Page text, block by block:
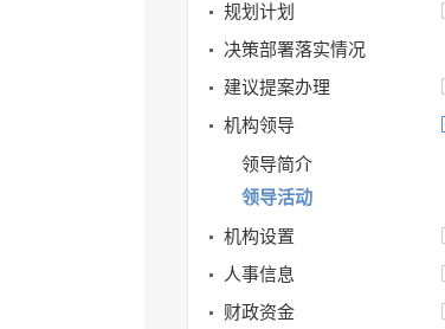
规划计划
决策部署落实情况
建议提案办理
机构领导
领导简介
领导活动
机构设置
人事信息
财政资金